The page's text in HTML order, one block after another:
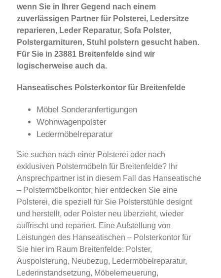
wenn Sie in Ihrer Gegend nach einem
zuverlässigen Partner für Polsterei, Ledersitze
reparieren, Leder Reparatur, Sofa Polster,
Polstergarnituren, Stuhl polstern gesucht haben.
Für Sie in 23881 Breitenfelde sind wir
logischerweise auch da.
Hanseatisches Polsterkontor für Breitenfelde
Möbel Sonderanfertigungen
Wohnwagenpolster
Ledermöbelreparatur
Sie suchen nach einer Polsterei oder nach
exklusiven Polstermöbeln für Breitenfelde? Ihr
Ansprechpartner ist in diesem Fall das Hanseatische
– Polstermöbelkontor, hier entdecken Sie eine
Polsterei, die speziell für Sie Polsterstühle designt
und herstellt, oder Polster neu überzieht, wieder
auffrischt und repariert. Eine Aufstellung von
Leistungen des Hanseatischen – Polsterkontor für
Sie hier im Raum Breitenfelde: Polster,
Auspolsterung, Neubezug, Ledermöbelreparatur,
Lederinstandsetzung, Möbelerneuerung,